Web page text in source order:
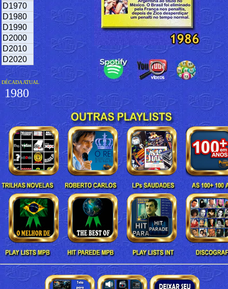
D1970
D1980
D1990
D2000
D2010
D2020
DÉCADA ATUAL
1980